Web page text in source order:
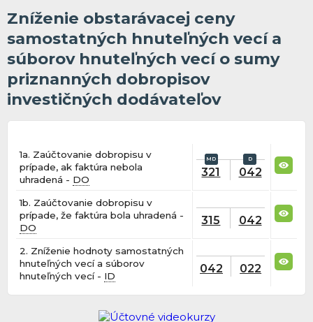
Zníženie obstarávacej ceny
samostatných hnuteľných vecí a
súborov hnuteľných vecí o sumy
priznanných dobropisov
investičných dodávateľov
1a. Zaúčtovanie dobropisu v
prípade, ak faktúra nebola
uhradená - DO
321 042
1b. Zaúčtovanie dobropisu v
prípade, že faktúra bola uhradená -
DO
315 042
2. Zníženie hodnoty samostatných
hnuteľných vecí a súborov
hnuteľných vecí - ID
042 022